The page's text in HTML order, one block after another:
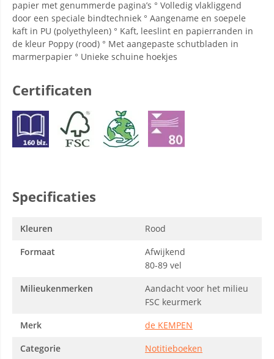
papier met genummerde pagina’s ° Volledig vlakliggend
door een speciale bindtechniek ° Aangename en soepele
kaft in PU (polyethyleen) ° Kaft, leeslint en papierranden in
de kleur Poppy (rood) ° Met aangepaste schutbladen in
marmerpapier ° Unieke schuine hoekjes
Certificaten
Specificaties
Kleuren
Rood
Formaat
Afwijkend
80-89 vel
Milieukenmerken
Aandacht voor het milieu
FSC keurmerk
Merk
de KEMPEN
Categorie
Notitieboeken